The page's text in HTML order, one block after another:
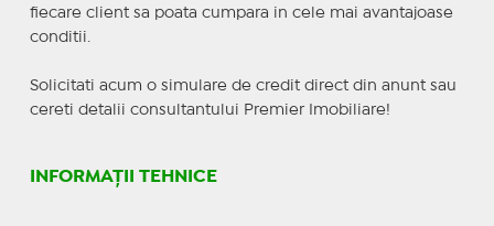
fiecare client sa poata cumpara in cele mai avantajoase
conditii.
Solicitati acum o simulare de credit direct din anunt sau
cereti detalii consultantului Premier Imobiliare!
INFORMAȚII TEHNICE